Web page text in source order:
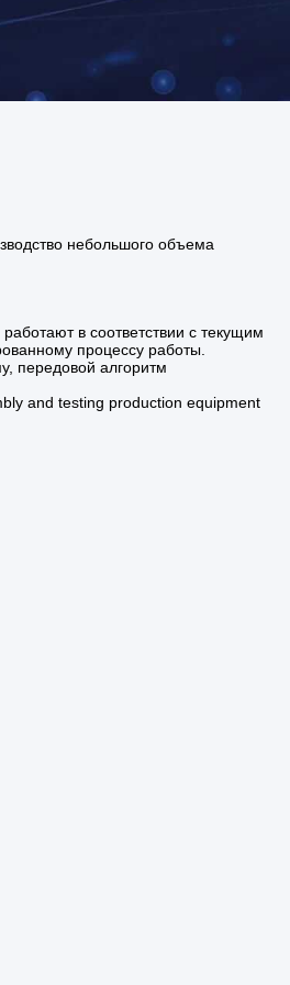
небольшого объема
в соответствии с текущим
процессу работы.
передовой алгоритм
and testing production equipment